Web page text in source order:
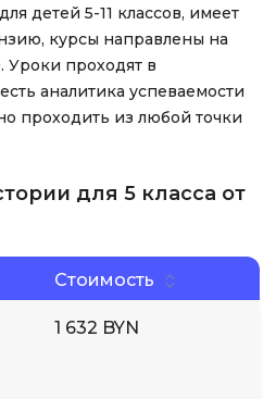
детей 5-11 классов, имеет
курсы направлены на
Уроки проходят в
аналитика успеваемости
проходить из любой точки
для 5 класса от
Стоимость
1 632 BYN